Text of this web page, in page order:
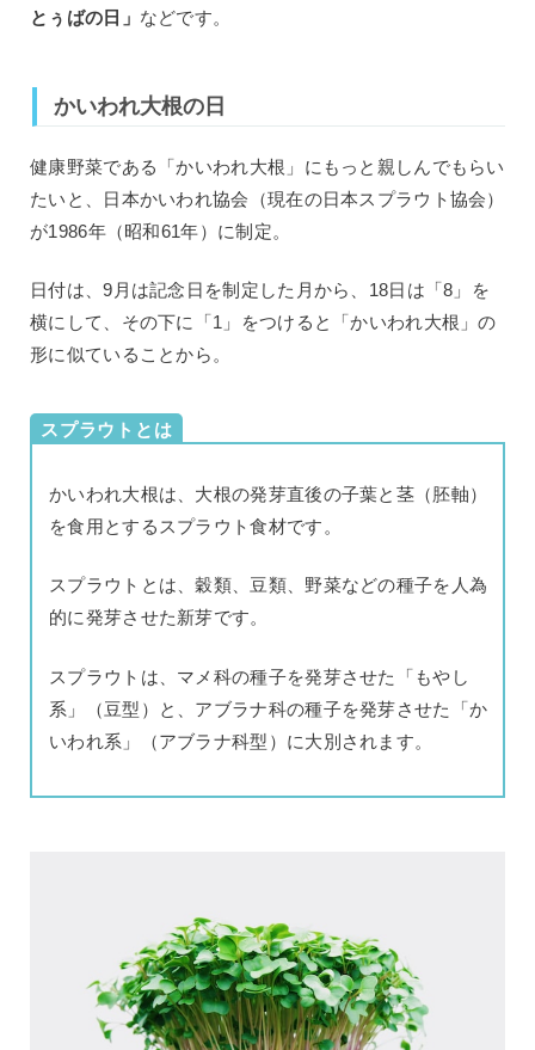
とぅばの日」 などです。
かいわれ大根の日
健康野菜である「かいわれ大根」にもっと親しんでもらい
たいと、日本かいわれ協会（現在の日本スプラウト協会）
が1986年（昭和61年）に制定。
日付は、9月は記念日を制定した月から、18日は「8」を
横にして、その下に「1」をつけると「かいわれ大根」の
形に似ていることから。
スプラウトとは
かいわれ大根は、大根の発芽直後の子葉と茎（胚軸）
を食用とするスプラウト食材です。
スプラウトとは、穀類、豆類、野菜などの種子を人為
的に発芽させた新芽です。
スプラウトは、マメ科の種子を発芽させた「もやし
系」（豆型）と、アブラナ科の種子を発芽させた「か
いわれ系」（アブラナ科型）に大別されます。